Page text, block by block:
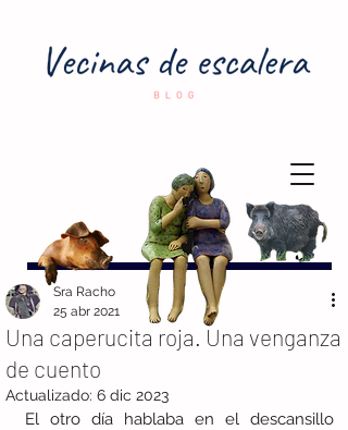
Una caperucita roja. Una venganza
de cuento
Sra Racho
25 abr 2021
Actualizado: 6 dic 2023
El otro día hablaba en el descansillo